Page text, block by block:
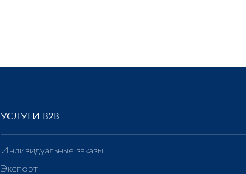
УСЛУГИ В2В
Индивидуальные заказы
Экспорт